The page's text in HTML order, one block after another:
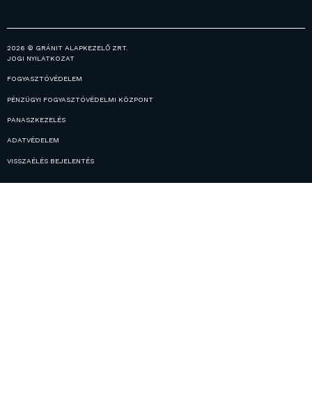
2026 © GRÁNIT ALAPKEZELŐ ZRT.
JOGI NYILATKOZAT
FOGYASZTÓVÉDELEM
PÉNZÜGYI FOGYASZTÓVÉDELMI KÖZPONT
PANASZKEZELÉS
ADATVÉDELEM
VISSZAÉLÉS BEJELENTÉS